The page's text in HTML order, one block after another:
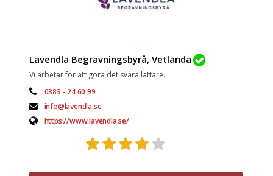
Lavendla Begravningsbyrå, Vetlanda
Vi arbetar för att göra det svåra lättare...
0383 - 24 60 99
info@lavendla.se
https://www.lavendla.se/